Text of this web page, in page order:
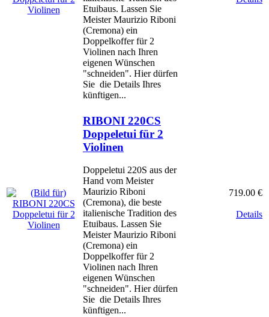
Etuibaus. Lassen Sie
Meister Maurizio Riboni
(Cremona) ein
Doppelkoffer für 2
Violinen nach Ihren
eigenen Wünschen
"schneiden". Hier dürfen
Sie die Details Ihres
künftigen...
RIBONI 220CS
Doppeletui für 2
Violinen
Doppeletui 220S aus der
Hand vom Meister
Maurizio Riboni
(Cremona), die beste
italienische Tradition des
Etuibaus. Lassen Sie
Meister Maurizio Riboni
(Cremona) ein
Doppelkoffer für 2
Violinen nach Ihren
eigenen Wünschen
"schneiden". Hier dürfen
Sie die Details Ihres
künftigen...
719.00 €
Details